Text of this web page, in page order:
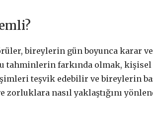
bireylerin gün boyunca karar
tahminlerin farkında olmak,
teşvik edebilir ve bireylerin
zorluklara nasıl yaklaştığını